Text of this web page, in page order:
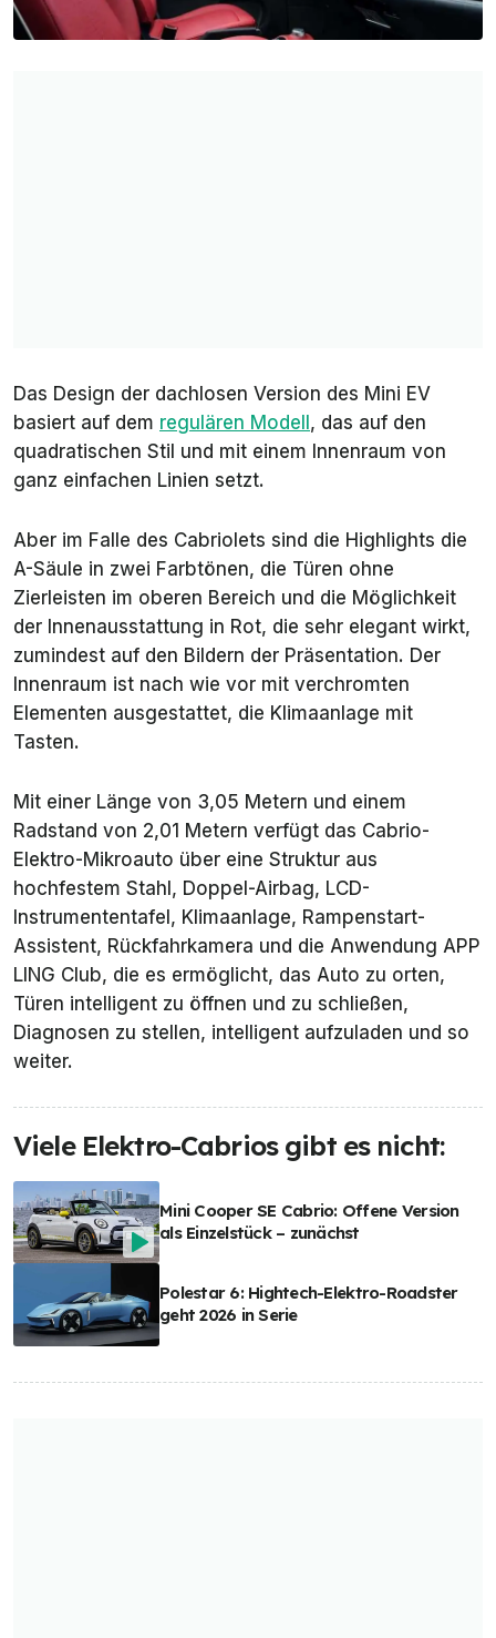
Das Design der dachlosen Version des Mini EV
basiert auf dem regulären Modell , das auf den
quadratischen Stil und mit einem Innenraum von
ganz einfachen Linien setzt.
Aber im Falle des Cabriolets sind die Highlights die
A-Säule in zwei Farbtönen, die Türen ohne
Zierleisten im oberen Bereich und die Möglichkeit
der Innenausstattung in Rot, die sehr elegant wirkt,
zumindest auf den Bildern der Präsentation. Der
Innenraum ist nach wie vor mit verchromten
Elementen ausgestattet, die Klimaanlage mit
Tasten.
Mit einer Länge von 3,05 Metern und einem
Radstand von 2,01 Metern verfügt das Cabrio-
Elektro-Mikroauto über eine Struktur aus
hochfestem Stahl, Doppel-Airbag, LCD-
Instrumententafel, Klimaanlage, Rampenstart-
Assistent, Rückfahrkamera und die Anwendung APP
LING Club, die es ermöglicht, das Auto zu orten,
Türen intelligent zu öffnen und zu schließen,
Diagnosen zu stellen, intelligent aufzuladen und so
weiter.
Viele Elektro-Cabrios gibt es nicht:
Mini Cooper SE Cabrio: Offene Version
als Einzelstück – zunächst
Polestar 6: Hightech-Elektro-Roadster
geht 2026 in Serie